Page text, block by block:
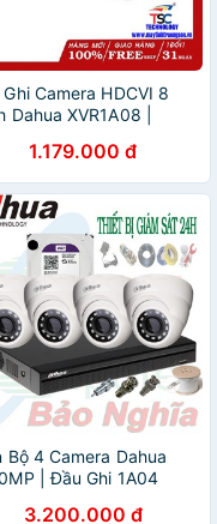
Camera HDCVI 8
Dahua XVR1A08 |
1.179.000 đ
Bộ 4 Camera Dahua
| Đầu Ghi 1A04
3.200.000 đ